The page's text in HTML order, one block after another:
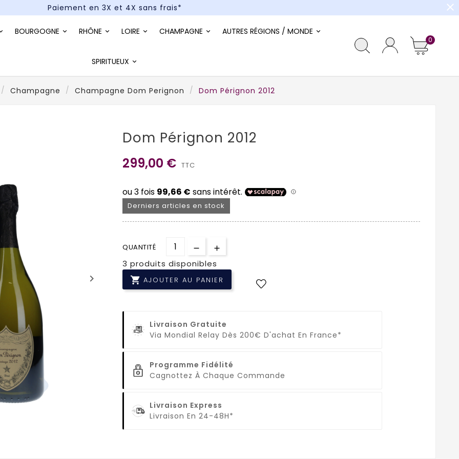
Paiement en 3X et 4X sans frais*
close
BOURGOGNE RHÔNE LOIRE CHAMPAGNE AUTRES RÉGIONS / MONDE
SPIRITUEUX
0
Champagne Champagne Dom Perignon Dom Pérignon 2012
keyboard_arrow_right
Dom Pérignon 2012
299,00 € TTC
Derniers articles en stock
QUANTITÉ
3 produits disponibles
 AJOUTER AU PANIER
Livraison Gratuite
Via Mondial Relay Dès 200€ D'achat En France*
Programme Fidélité
Cagnottez À Chaque Commande
Livraison Express
Livraison En 24-48H*